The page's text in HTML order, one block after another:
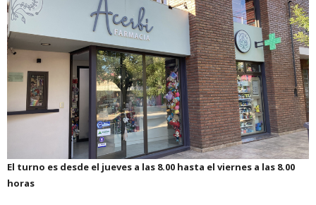
El turno es desde el jueves a las 8.00 hasta el viernes a las 8.00
horas